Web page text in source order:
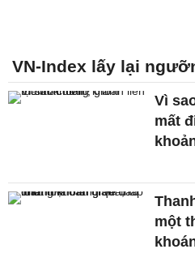
VN-Index lấy lại
Vì
mất
một